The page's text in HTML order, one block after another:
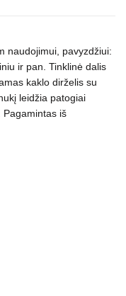
naudojimui, pavyzdžiui:
ir pan. Tinklinė dalis
kaklo dirželis su
leidžia patogiai
Pagamintas iš